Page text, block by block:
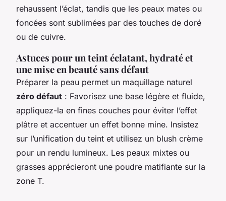
rehaussent l’éclat, tandis que les peaux mates ou
foncées sont sublimées par des touches de doré
ou de cuivre.
Astuces pour un teint éclatant, hydraté et
une mise en beauté sans défaut
Préparer la peau permet un maquillage naturel
zéro défaut : Favorisez une base légère et fluide,
appliquez-la en fines couches pour éviter l’effet
plâtre et accentuer un effet bonne mine. Insistez
sur l’unification du teint et utilisez un blush crème
pour un rendu lumineux. Les peaux mixtes ou
grasses apprécieront une poudre matifiante sur la
zone T.